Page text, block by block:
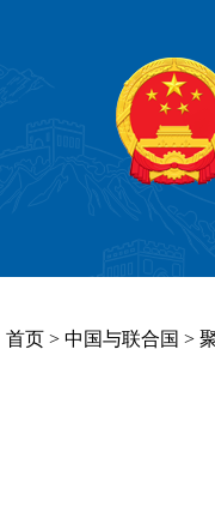
首页 > 中国与联合国 >